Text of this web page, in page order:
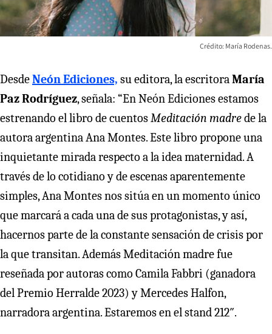
Crédito: María Rodenas.
DesdeNeón Ediciones, su editora, la escritoraMaría
Paz Rodríguez, señala: “En Neón Ediciones estamos
estrenando el libro de cuentosMeditación madrede la
autora argentina Ana Montes. Este libro propone una
inquietante mirada respecto a la idea maternidad. A
través de lo cotidiano y de escenas aparentemente
simples, Ana Montes nos sitúa en un momento único
que marcará a cada una de sus protagonistas, y así,
hacernos parte de la constante sensación de crisis por
la que transitan. Además Meditación madre fue
reseñada por autoras como Camila Fabbri (ganadora
del Premio Herralde 2023) y Mercedes Halfon,
narradora argentina. Estaremos en el stand 212″.